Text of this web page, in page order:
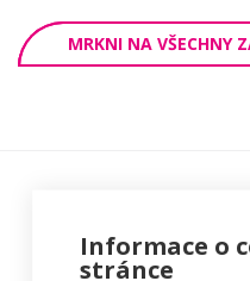
MRKNI NA VŠECHNY
Informace o
stránce